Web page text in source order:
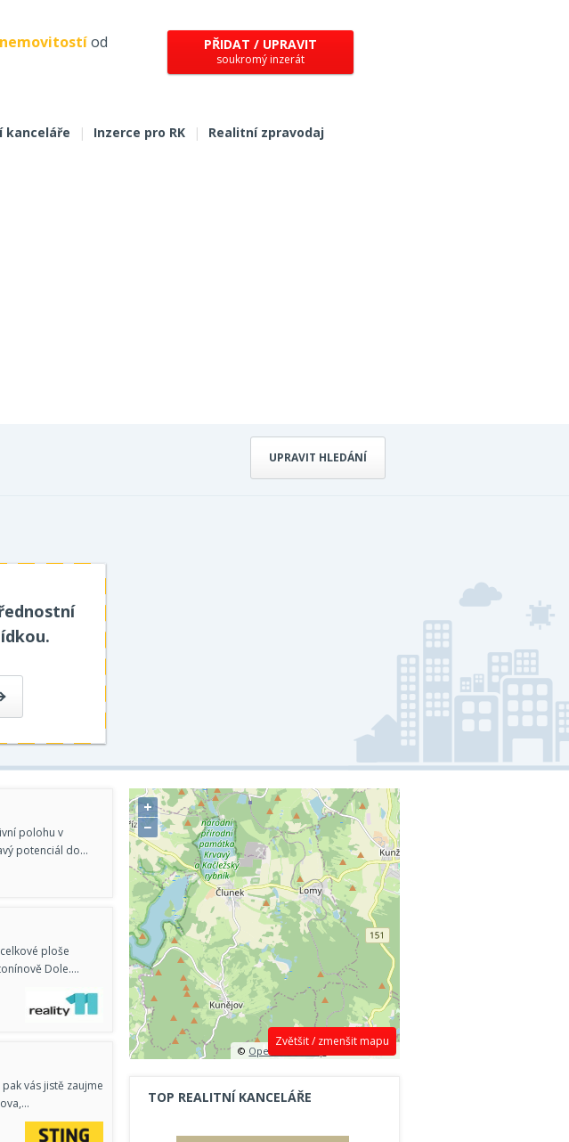
nemovitostíod
PŘIDAT / UPRAVIT
soukromý inzerát
kanceláře | Inzerce pro RK | Realitní zpravodaj
UPRAVIT HLEDÁNÍ
polohu v
potenciál do…
ploše
Dole.…
vás jistě zaujme
Zvětšit / zmenšit mapu
+
−
© OpenStreetMap contributors.
TOP REALITNÍ KANCELÁŘE